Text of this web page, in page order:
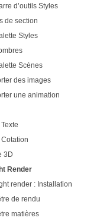
d’outils Styles
de section
Styles
Scènes
des images
une animation
Cotation
3D
Render
render : Installation
de rendu
matières